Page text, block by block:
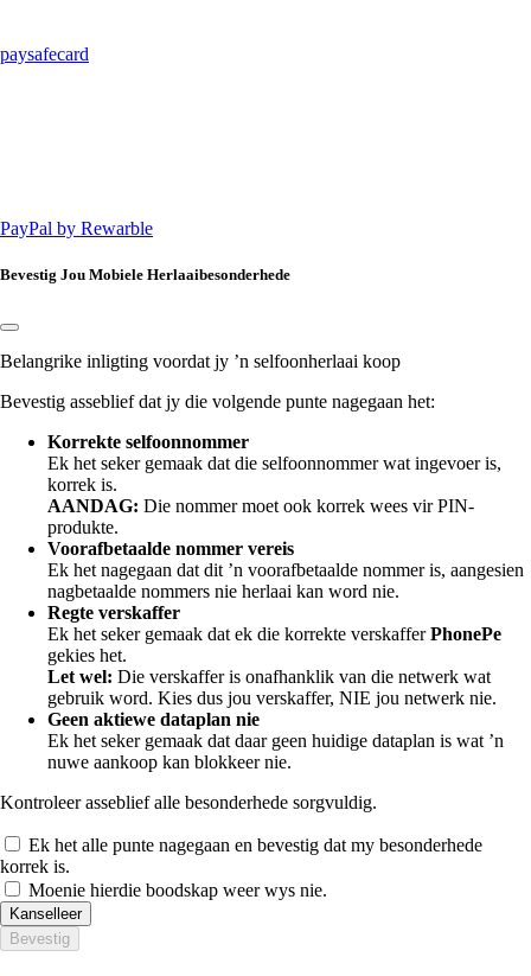
paysafecard
PayPal by Rewarble
Bevestig Jou Mobiele Herlaaibesonderhede
Belangrike inligting voordat jy ’n selfoonherlaai koop
Bevestig asseblief dat jy die volgende punte nagegaan het:
Korrekte selfoonnommer
Ek het seker gemaak dat die selfoonnommer wat ingevoer is,
korrek is.
AANDAG: Die nommer moet ook korrek wees vir PIN-
produkte.
Voorafbetaalde nommer vereis
Ek het nagegaan dat dit ’n voorafbetaalde nommer is, aangesien
nagbetaalde nommers nie herlaai kan word nie.
Regte verskaffer
Ek het seker gemaak dat ek die korrekte verskafferPhonePe
gekies het.
Let wel: Die verskaffer is onafhanklik van die netwerk wat
gebruik word. Kies dus jou verskaffer, NIE jou netwerk nie.
Geen aktiewe dataplan nie
Ek het seker gemaak dat daar geen huidige dataplan is wat ’n
nuwe aankoop kan blokkeer nie.
Kontroleer asseblief alle besonderhede sorgvuldig.
Ek het alle punte nagegaan en bevestig dat my besonderhede
korrek is.
Moenie hierdie boodskap weer wys nie.
Kanselleer
Bevestig